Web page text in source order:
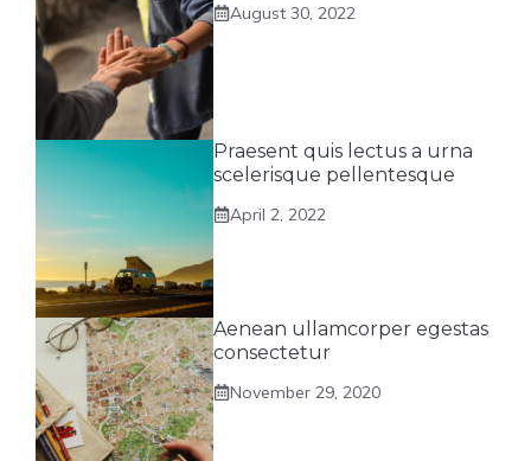
August 30, 2022
Praesent quis lectus a urna
scelerisque pellentesque
April 2, 2022
Aenean ullamcorper egestas
consectetur
November 29, 2020